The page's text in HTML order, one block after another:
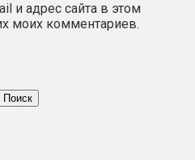
и адрес сайта в этом
моих комментариев.
Поиск